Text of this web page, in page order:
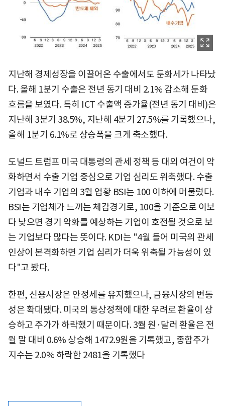
지난해 경제성장을 이끌어온 수출에서도 둔화세가 나타났
다. 올해 1분기 수출은 전년 동기 대비 2.1% 감소해 둔화
흐름을 보였다. 특히 ICT 수출액 증가율(전년 동기 대비)은
지난해 3분기 38.5%, 지난해 4분기 27.5%를 기록했으나,
올해 1분기 6.1%로 상승폭을 크게 축소했다.
도널드 트럼프 미국 대통령의 관세 정책 등 대외 여건이 악
화하면서 수출 기업 중심으로 기업 심리도 위축했다. 수출
기업과 내수 기업의 3월 업황 BSI는 100 이하에 머물렀다.
BSI는 기업체가 느끼는 체감경기로, 100을 기준으로 이보
다 낮으면 경기 악화를 예상하는 기업이 호전될 것으로 보
는 기업보다 많다는 뜻이다. KDI는 "4월 들어 미국의 관세
인상이 본격화하면 기업 심리가 더욱 위축될 가능성이 있
다"고 봤다.
한편, 신용시장은 안정세를 유지했으나, 금융시장의 변동
성은 확대됐다. 미국의 통상정책에 대한 우려로 환율이 상
승하고 주가가 하락​했기 때문이다. 3월 원·달러 환율은 전
월 말 대비 0.6% 상승해 1472.9원을 기록했고, 종합주가
지수는 2.0% 하락한 2481을 기록했다